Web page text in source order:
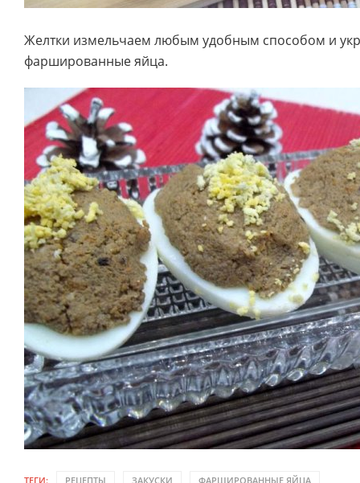
Желтки измельчаем любым удобным способом и
фаршированные яйца.
ТЕГИ: РЕЦЕПТЫ ЗАКУСКИ ФАРШИРОВАННЫЕ ЯЙЦА